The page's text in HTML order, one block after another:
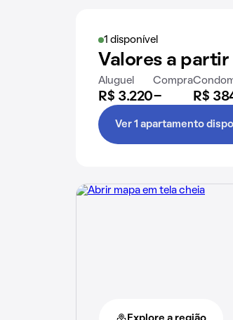
1 disponível
Valores a partir
Aluguel
R$ 3.220
Compra
- R$
Ver 1 apartamento